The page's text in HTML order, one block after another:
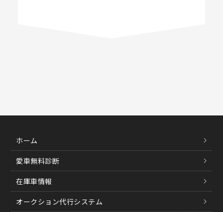
ホーム
愛車無料診断
在庫車情報
オークション代行システム